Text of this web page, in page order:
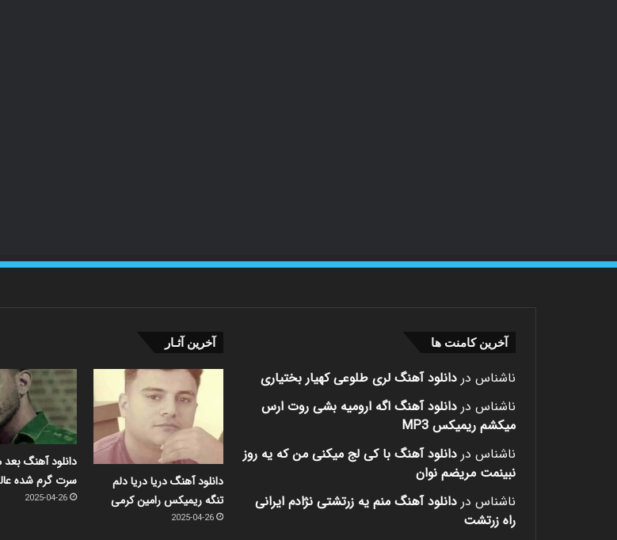
آخرین کامنت ها
ناشناس در دانلود آهنگ لری طلوعی کهیار بختیاری
ناشناس در دانلود آهنگ اگه ارومیه بشی روت ارس
میکشم ریمیکس MP3
ناشناس در دانلود آهنگ با کی لج میکنی من که یه روز
نبینمت مریضم نوان
ناشناس در دانلود آهنگ منم یه زرتشتی نژادم ایرانی
راه زرتشت
آخرین آثـار
دانلود آهنگ دریا دریا دلم
تنگه ریمیکس رامین کرمی
2025-04-26
دانلود آهنگ
سرت گرم شده
2025-04-26